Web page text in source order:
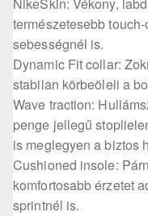
NikeSkin: Vékony,
természetesebb
sebességnél is.
Dynamic Fit collar:
stabilan körbeöleli a
Wave traction:
penge jellegű
is meglegyen a biztos
Cushioned insole:
komfortosabb érzetet
sprintnél is.